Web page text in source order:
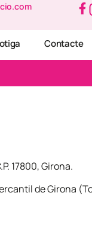
Contacte
17800, Girona.
de Girona